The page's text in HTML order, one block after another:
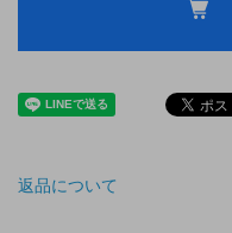
返品について